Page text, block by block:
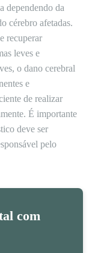
dependendo da
cérebro afetadas.
recuperar
leves e
o dano cerebral
e
de realizar
É importante
deve ser
pelo
com